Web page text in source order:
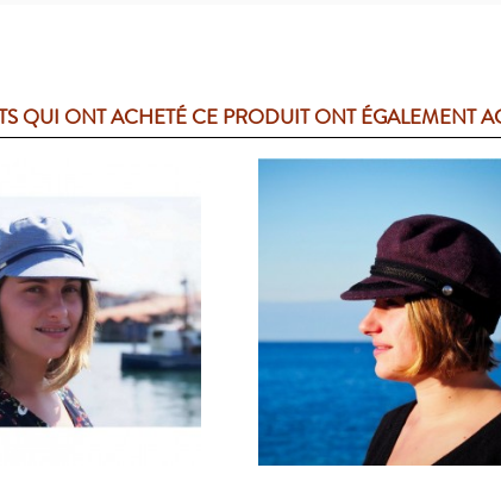
QUI ONT ACHETÉ CE PRODUIT ONT ÉGALEMENT